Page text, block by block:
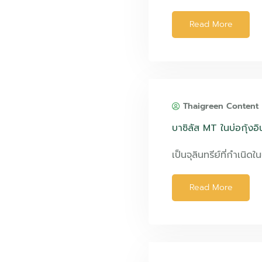
Read More
Thaigreen Content
บาซิลัส MT ในบ่อกุ้ง
เป็นจุลินทรีย์ที่กำเนิดใน
Read More